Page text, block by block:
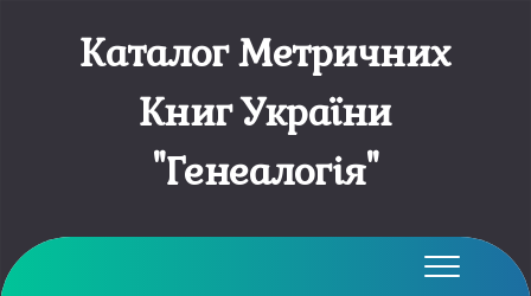
Каталог Метричних
Книг України
"Генеалогія"